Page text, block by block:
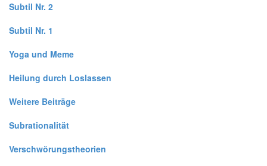
Subtil Nr. 2
Subtil Nr. 1
Yoga und Meme
Heilung durch Loslassen
Weitere Beiträge
Subrationalität
Verschwörungstheorien